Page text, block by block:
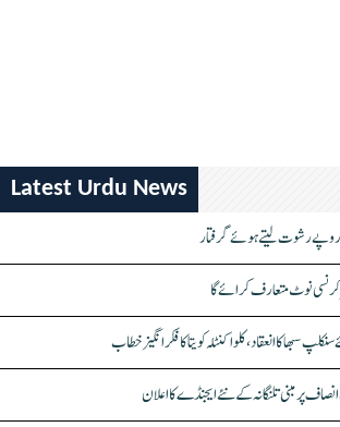
Latest Urdu News
کرنسی نوٹ متعارف کرائے گا
سبھا کا انعقاد، کلواکنٹلہ کویتا کا فکر انگیز خطاب
انصاف پر مبنی تلنگانہ کے نئے ایجنڈے کا اعلان